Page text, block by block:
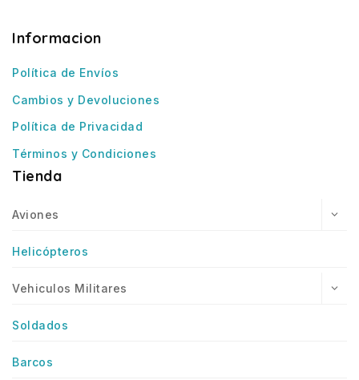
Informacion
Política de Envíos
Cambios y Devoluciones
Política de Privacidad
Términos y Condiciones
Tienda
Aviones
Helicópteros
Vehiculos Militares
Soldados
Barcos